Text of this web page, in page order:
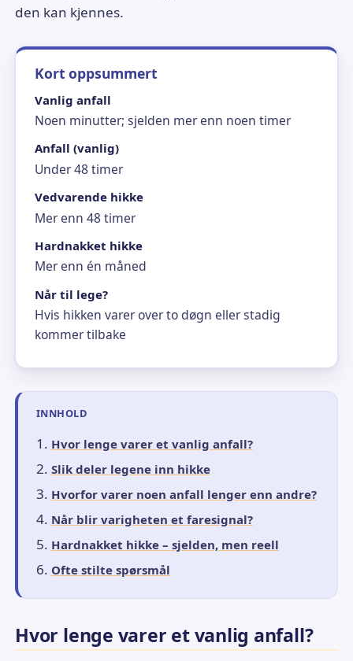
den kan kjennes.
Kort oppsummert
Vanlig anfall
Noen minutter; sjelden mer enn noen timer
Anfall (vanlig)
Under 48 timer
Vedvarende hikke
Mer enn 48 timer
Hardnakket hikke
Mer enn én måned
Når til lege?
Hvis hikken varer over to døgn eller stadig
kommer tilbake
INNHOLD
Hvor lenge varer et vanlig anfall?
Slik deler legene inn hikke
Hvorfor varer noen anfall lenger enn andre?
Når blir varigheten et faresignal?
Hardnakket hikke – sjelden, men reell
Ofte stilte spørsmål
Hvor lenge varer et vanlig anfall?